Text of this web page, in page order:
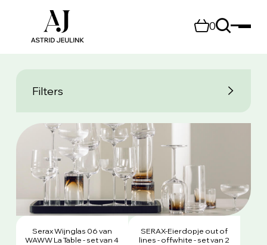
0
Filters
Serax Wijnglas 06 van
WAWW La Table - set van 4
SERAX-Eierdopje out of
lines - offwhite - set van 2